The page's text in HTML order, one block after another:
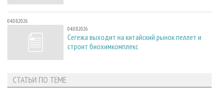
04.08.2026
04.08.2026
Сегежа выходит на китайский рынок пеллет и
строит биохимкомплекс
СТАТЬИ ПО ТЕМЕ